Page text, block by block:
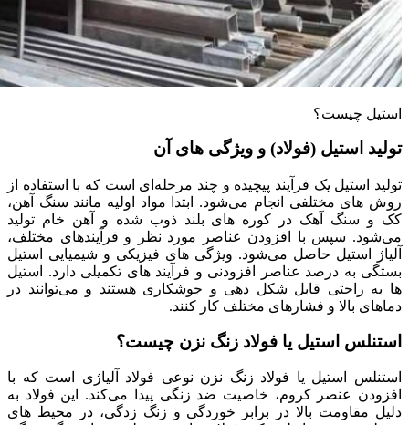
استیل چیست؟
تولید استیل (فولاد) و ویژگی های آن
تولید استیل یک فرآیند پیچیده و چند مرحله‌ای است که با استفاده از
روش‌ های مختلفی انجام می‌شود. ابتدا مواد اولیه مانند سنگ آهن،
کک و سنگ آهک در کوره‌ های بلند ذوب شده و آهن خام تولید
می‌شود. سپس با افزودن عناصر مورد نظر و فرآیندهای مختلف،
آلیاژ استیل حاصل می‌شود. ویژگی‌ های فیزیکی و شیمیایی استیل
بستگی به درصد عناصر افزودنی و فرآیند های تکمیلی دارد. استیل‌
ها به راحتی قابل شکل‌ دهی و جوشکاری هستند و می‌توانند در
دماهای بالا و فشارهای مختلف کار کنند.
استنلس استیل یا فولاد زنگ نزن چیست؟
استنلس استیل یا فولاد زنگ نزن نوعی فولاد آلیاژی است که با
افزودن عنصر کروم، خاصیت ضد زنگی پیدا می‌کند. این فولاد به
دلیل مقاومت بالا در برابر خوردگی و زنگ‌ زدگی، در محیط‌ های